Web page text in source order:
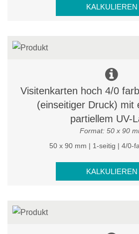
KALKULIEREN
Visitenkarten hoch 4/0
(einseitiger Druck) mit
partiellem UV-
Format: 50 x 90
50 x 90 mm | 1-seitig | 4/0-
KALKULIEREN